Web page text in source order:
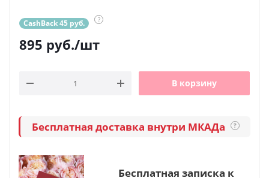
CashBack 45 руб. ?
895 руб./шт
В корзину
Бесплатная доставка внутри МКАДа ?
Бесплатная записка к